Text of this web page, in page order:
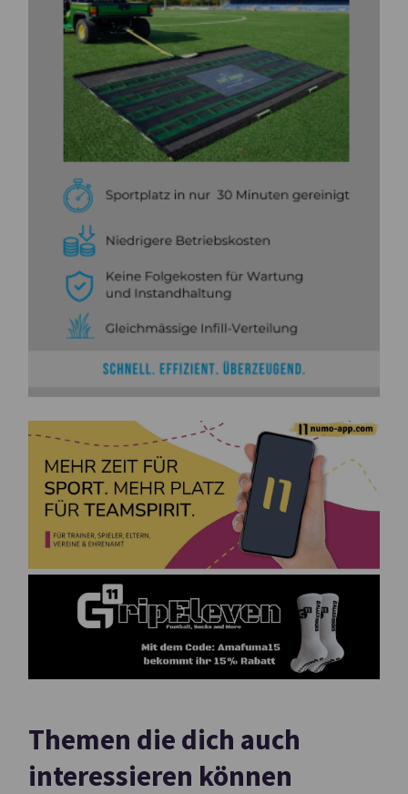
Themen die dich auch
interessieren können